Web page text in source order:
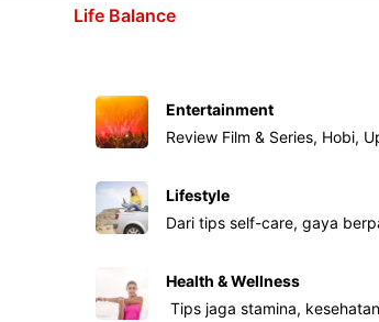
Life Balance
Entertainment
Review Film & Series, Hobi,
Lifestyle
Dari tips self-care, gaya
Health & Wellness
Tips jaga stamina,